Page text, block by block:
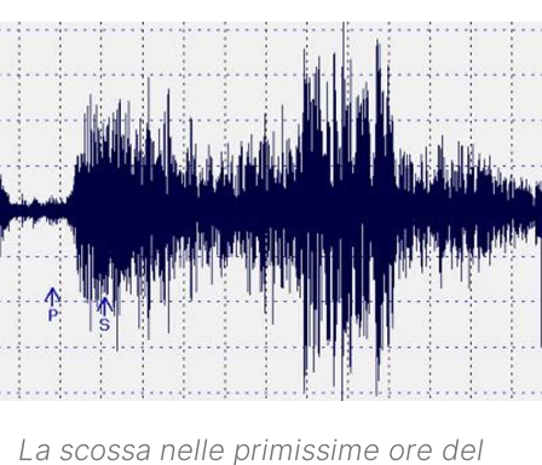
La scossa nelle primissime ore del